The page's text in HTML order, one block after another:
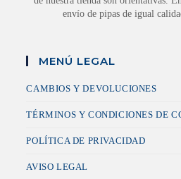
envío de pipas de igual
MENÚ LEGAL
CAMBIOS Y DEVOLUCIONES
TÉRMINOS Y CONDICIONES DE
POLÍTICA DE PRIVACIDAD
AVISO LEGAL